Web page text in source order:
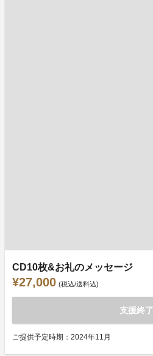
CD10枚&お礼のメッセージ
¥27,000 (税込/送料込)
支援終了
ご提供予定時期：2024年11月